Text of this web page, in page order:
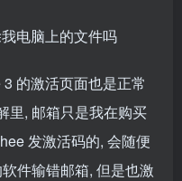
电脑上的文件吗
的激活页面也是正常
里, 邮箱只是我在购买
发激活码的, 会随便
件输错邮箱, 但是也激